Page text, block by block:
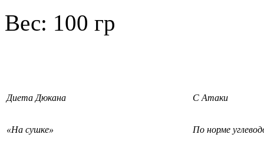
Вес: 100 гр
Диета Дюкана С Атаки
«На сушке» По норме